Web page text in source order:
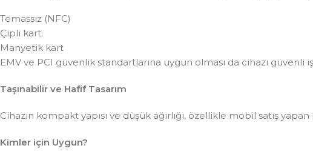
Temassız (NFC)
Çipli kart
Manyetik kart
EMV ve PCI güvenlik standartlarına uygun olması da cihazı
Taşınabilir ve Hafif Tasarım
Cihazın kompakt yapısı ve düşük ağırlığı, özellikle mobil satış
Kimler için Uygun?